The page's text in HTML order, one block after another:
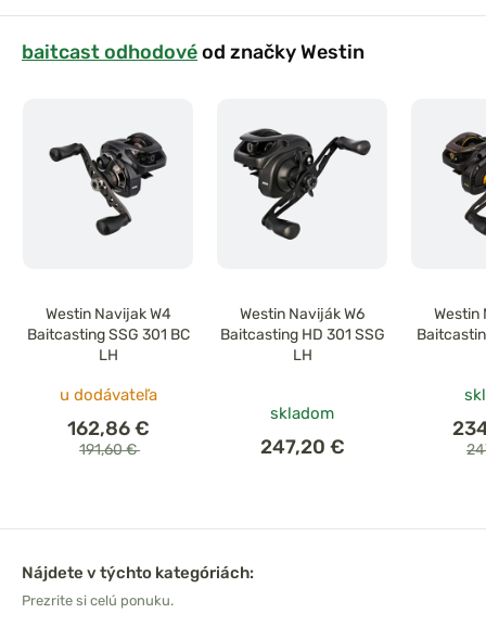
baitcast odhodovéod značky Westin
Westin Navijak W4
Baitcasting SSG 301 BC
LH
u dodávateľa
162,86 €
191,60 €
Westin Naviják W6
Baitcasting HD 301 SSG
LH
skladom
247,20 €
Westin
Nájdete v týchto kategóriách:
Prezrite si celú ponuku.